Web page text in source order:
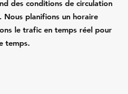
des conditions de circulation
Nous planifions un horaire
le trafic en temps réel pour
temps.